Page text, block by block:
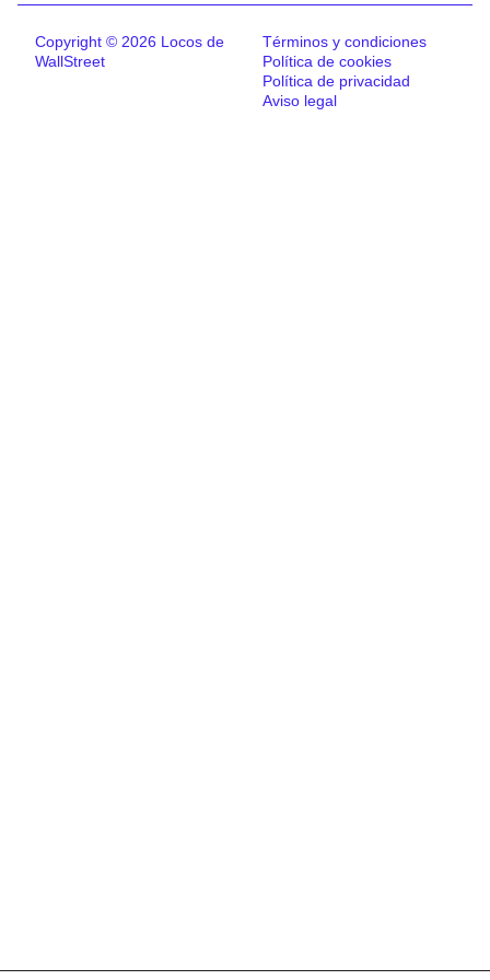
Copyright © 2026 Locos de
WallStreet
Términos y condiciones
Política de cookies
Política de privacidad
Aviso legal